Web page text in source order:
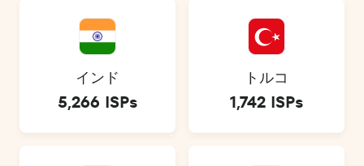
インド
5,266 ISPs
トルコ
1,742 ISPs